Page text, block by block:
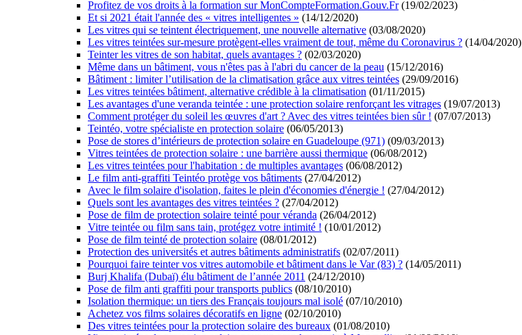
Profitez de vos droits à la formation sur MonCompteFormation.Gouv.Fr(19/02/2023)
Et si 2021 était l'année des « vitres intelligentes » (14/12/2020)
Les vitres qui se teintent électriquement, une nouvelle alternative (03/08/2020)
Les vitres teintées sur-mesure protègent-elles vraiment de tout, même du Coronavirus ? (14/04/2020)
Teinter les vitres de son habitat, quels avantages ? (02/03/2020)
Même dans un bâtiment, vous n'êtes pas à l'abri du cancer de la peau (15/12/2016)
Bâtiment : limiter l’utilisation de la climatisation grâce aux vitres teintées (29/09/2016)
Les vitres teintées bâtiment, alternative crédible à la climatisation (01/11/2015)
Les avantages d'une veranda teintée : une protection solaire renforçant les vitrages (19/07/2013)
Comment protéger du soleil les œuvres d'art ? Avec des vitres teintées bien sûr ! (07/07/2013)
Teintéo, votre spécialiste en protection solaire (06/05/2013)
Pose de stores d’intérieurs de protection solaire en Guadeloupe (971) (09/03/2013)
Vitres teintées de protection solaire : une barrière aussi thermique (06/08/2012)
Les vitres teintées pour l'habitation : de multiples avantages (06/08/2012)
Le film anti-graffiti Teintéo protège vos bâtiments (27/04/2012)
Avec le film solaire d'isolation, faites le plein d'économies d'énergie ! (27/04/2012)
Quels sont les avantages des vitres teintées ? (27/04/2012)
Pose de film de protection solaire teinté pour véranda (26/04/2012)
Vitre teintée ou film sans tain, protégez votre intimité ! (10/01/2012)
Pose de film teinté de protection solaire (08/01/2012)
Protection des universités et autres bâtiments administratifs (02/07/2011)
Pourquoi faire teinter vos vitres automobile et bâtiment dans le Var (83) ? (14/05/2011)
Burj Khalifa (Dubaï) élu bâtiment de l’année 2011 (24/12/2010)
Pose de film anti graffiti pour transports publics (08/10/2010)
Isolation thermique: un tiers des Français toujours mal isolé (07/10/2010)
Achetez vos films solaires décoratifs en ligne (02/10/2010)
Des vitres teintées pour la protection solaire des bureaux (01/08/2010)